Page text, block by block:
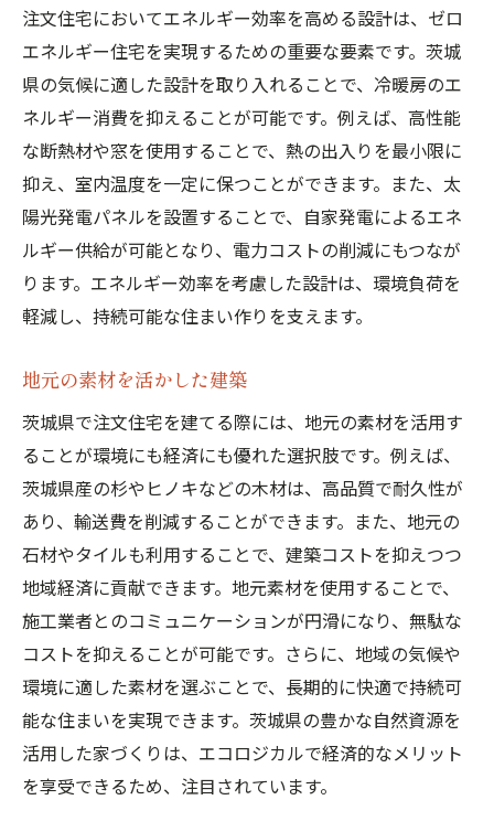
地元経済の活性化
エコな暮らしを実現する茨城県の注文住宅
エコ素材を使用した住宅
省エネ設備の導入事例
再生可能エネルギーの活用法
エネルギー消費の管理と最適化
環境に優しい生活習慣
エコな暮らしの経済効果
ゼロエネルギー住宅で茨城県の持続可能な未来
未来の子供たちへの贈り物
地域全体のエネルギー効率向上
ゼロエネルギー住宅と地域振興
持続可能な建築の設計基準
ゼロエネルギー住宅の普及と課題
茨城県の環境政策とゼロエネルギー住宅
茨城県のゼロエネルギー注文住宅の最新トレン
ド
最新技術の紹介
ゼロエネルギー住宅の設計事例
新素材とエコ技術
スマートホームとゼロエネルギー
注文住宅においてエネルギー効率を高める設計は、ゼロ
エネルギー住宅を実現するための重要な要素です。茨城
県の気候に適した設計を取り入れることで、冷暖房のエ
ネルギー消費を抑えることが可能です。例えば、高性能
な断熱材や窓を使用することで、熱の出入りを最小限に
抑え、室内温度を一定に保つことができます。また、太
陽光発電パネルを設置することで、自家発電によるエネ
ルギー供給が可能となり、電力コストの削減にもつなが
ります。エネルギー効率を考慮した設計は、環境負荷を
軽減し、持続可能な住まい作りを支えます。
地元の素材を活かした建築
茨城県で注文住宅を建てる際には、地元の素材を活用す
ることが環境にも経済にも優れた選択肢です。例えば、
茨城県産の杉やヒノキなどの木材は、高品質で耐久性が
あり、輸送費を削減することができます。また、地元の
石材やタイルも利用することで、建築コストを抑えつつ
地域経済に貢献できます。地元素材を使用することで、
施工業者とのコミュニケーションが円滑になり、無駄な
コストを抑えることが可能です。さらに、地域の気候や
環境に適した素材を選ぶことで、長期的に快適で持続可
能な住まいを実現できます。茨城県の豊かな自然資源を
活用した家づくりは、エコロジカルで経済的なメリット
を享受できるため、注目されています。